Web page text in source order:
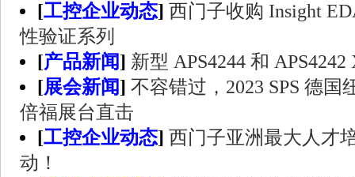
[工控企业动态] 西门子收购 Insight
性验证系列
[产品新闻] 新型 APS4244 和
[展会新闻] 不容错过，2023 SPS 德
倍福展台直击
[工控企业动态] 西门子亚洲最大人才
动！